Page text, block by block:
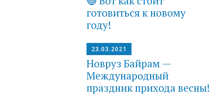
готовиться к новому
году!
23.03.2021
Новруз Байрам —
Международный
праздник прихода весны!